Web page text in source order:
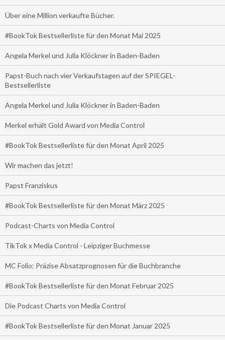
Über eine Million verkaufte Bücher.
#BookTok Bestsellerliste für den Monat Mai 2025
Angela Merkel und Julia Klöckner in Baden-Baden
Papst-Buch nach vier Verkaufstagen auf der SPIEGEL-
Bestsellerliste
Angela Merkel und Julia Klöckner in Baden-Baden
Merkel erhält Gold Award von Media Control
#BookTok Bestsellerliste für den Monat April 2025
Wir machen das jetzt!
Papst Franziskus
#BookTok Bestsellerliste für den Monat März 2025
Podcast-Charts von Media Control
TikTok x Media Control - Leipziger Buchmesse
MC Folio: Präzise Absatzprognosen für die Buchbranche
#BookTok Bestsellerliste für den Monat Februar 2025
Die Podcast Charts von Media Control
#BookTok Bestsellerliste für den Monat Januar 2025